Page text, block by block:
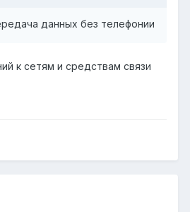
данных без телефонии
к сетям и средствам связи